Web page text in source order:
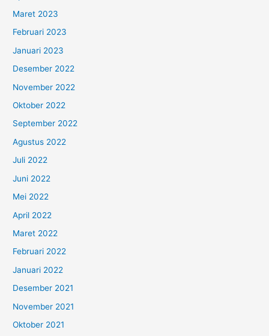
Maret 2023
Februari 2023
Januari 2023
Desember 2022
November 2022
Oktober 2022
September 2022
Agustus 2022
Juli 2022
Juni 2022
Mei 2022
April 2022
Maret 2022
Februari 2022
Januari 2022
Desember 2021
November 2021
Oktober 2021